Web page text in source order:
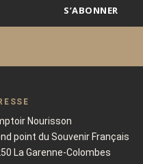
S’ABONNER
Nourisson
point du Souvenir Français
La Garenne-Colombes